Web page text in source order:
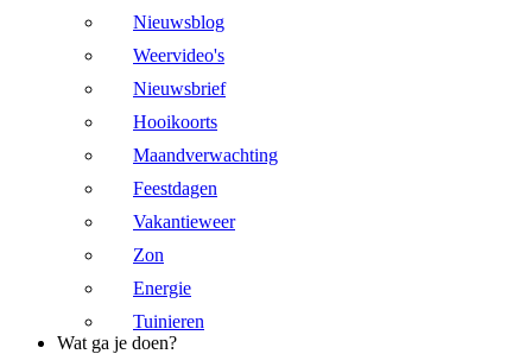
Nieuwsblog
Weervideo's
Nieuwsbrief
Hooikoorts
Maandverwachting
Feestdagen
Vakantieweer
Zon
Energie
Tuinieren
Wat ga je doen?